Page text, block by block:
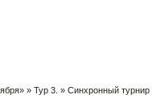
»Тур 3. » Синхронный турнир